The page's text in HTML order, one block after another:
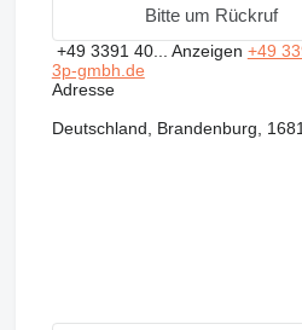
Bitte um Rückruf
+49 3391 40... Anzeigen +49
3p-gmbh.de
Adresse
Deutschland, Brandenburg,